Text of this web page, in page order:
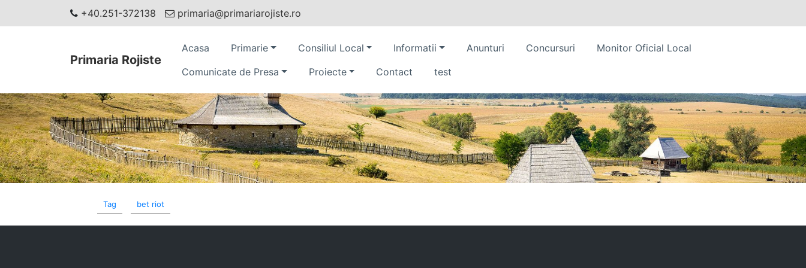
+40.251-372138 primaria@primariarojiste.ro
Primaria Rojiste
Acasa Primarie Consiliul Local Informatii Anunturi Concursuri
Monitor Oficial Local
Comunicate de Presa
Proiecte Contact test
Tag bet riot